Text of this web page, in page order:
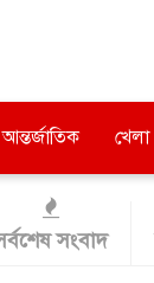
আন্তর্জাতিক খেলা
সংবাদ